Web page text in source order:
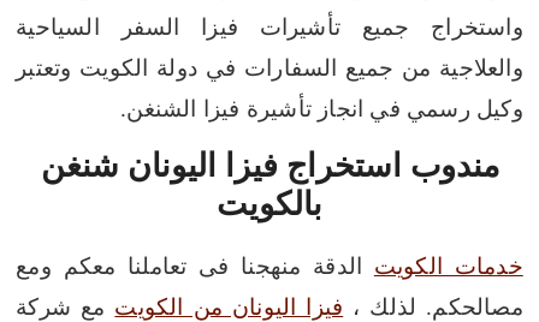
واستخراج جميع تأشيرات فيزا السفر السياحية
والعلاجية من جميع السفارات في دولة الكويت وتعتبر
وكيل رسمي في انجاز تأشيرة فيزا الشنغن.
مندوب استخراج فيزا اليونان شنغن
بالكويت
خدمات الكويت الدقة منهجنا فى تعاملنا معكم ومع
مصالحكم. لذلك ، فيزا اليونان من الكويت مع شركة